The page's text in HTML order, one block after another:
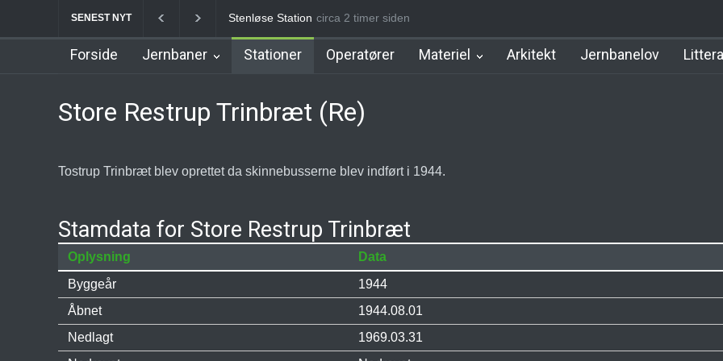
SENEST NYT Veksø Station Måløv Station Herlev Station
circa 2 timer siden
Forside Jernbaner Stationer Operatører Materiel Arkitekt Jernbanelov
Store Restrup Trinbræt (Re)
Tostrup Trinbræt blev oprettet da skinnebusserne blev indført i 1944.
Stamdata for Store Restrup Trinbræt
Oplysning
Data
Byggeår
1944
Åbnet
1944.08.01
Nedlagt
1969.03.31